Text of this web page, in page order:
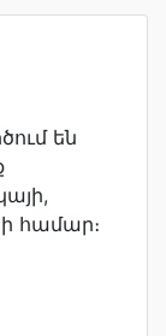
են
համար։